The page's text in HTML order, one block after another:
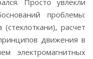
Просто увлекли
проблемы:
расчет
движения в
электромагнитных